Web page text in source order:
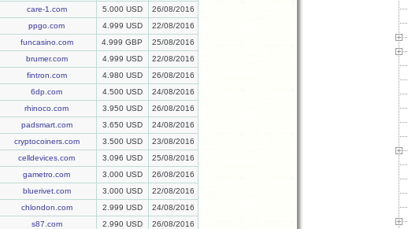
care-1.com
5.000 USD
26/08/2016
ppgo.com
4.999 USD
22/08/2016
funcasino.com
4.999 GBP
25/08/2016
brumer.com
4.999 USD
22/08/2016
fintron.com
4.980 USD
26/08/2016
6dp.com
4.500 USD
24/08/2016
rhinoco.com
3.950 USD
26/08/2016
padsmart.com
3.650 USD
24/08/2016
cryptocoiners.com
3.500 USD
23/08/2016
celldevices.com
3.096 USD
25/08/2016
gametro.com
3.000 USD
26/08/2016
bluerivet.com
3.000 USD
22/08/2016
chlondon.com
2.999 USD
24/08/2016
s87.com
2.990 USD
26/08/2016